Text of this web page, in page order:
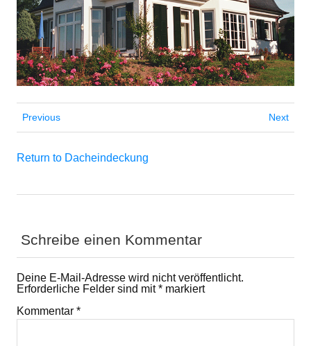
Previous Next
Return to Dacheindeckung
Schreibe einen Kommentar
Deine E-Mail-Adresse wird nicht veröffentlicht.
Erforderliche Felder sind mit* markiert
Kommentar *